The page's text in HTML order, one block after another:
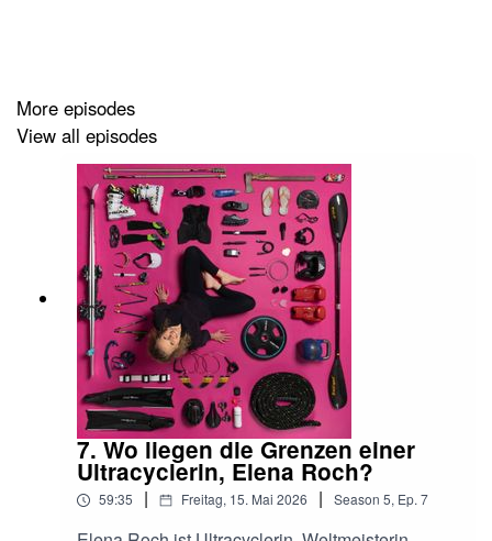
die sanfte Seite des Extremen
Christin aufInstagram
Christin'sWebseite
___________________
Zur upMOVES Academy geht es hier entlang:
Unterstützen kannst du den Podcast durch ein Abo auf
Steady
More episodes
View all episodes
7. Wo liegen die Grenzen einer
Ultracyclerin, Elena Roch?
59:35 | Freitag, 15. Mai 2026 | Season 5, Ep. 7